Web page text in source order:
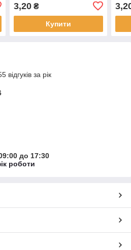
3,20₴
Купити
за рік
до 17:30
роботи